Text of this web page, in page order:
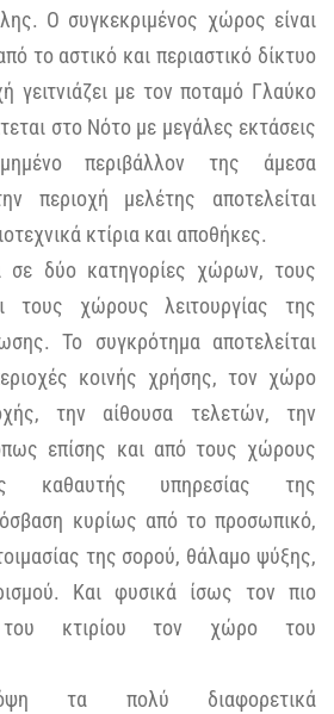
Ο συγκεκριμένος χώρος είναι
το αστικό και περιαστικό δίκτυο
γειτνιάζει με τον ποταμό Γλαύκο
στο Νότο με μεγάλες εκτάσεις
περιβάλλον της άμεσα
περιοχή μελέτης αποτελείται
κτίρια και αποθήκες.
σε δύο κατηγορίες χώρων, τους
τους χώρους λειτουργίας της
Το συγκρότημα αποτελείται
κοινής χρήσης, τον χώρο
την αίθουσα τελετών, την
επίσης και από τους χώρους
καθαυτής υπηρεσίας της
κυρίως από το προσωπικό,
της σορού, θάλαμο ψύξης,
Και φυσικά ίσως τον πιο
κτιρίου τον χώρο του
τα πολύ διαφορετικά